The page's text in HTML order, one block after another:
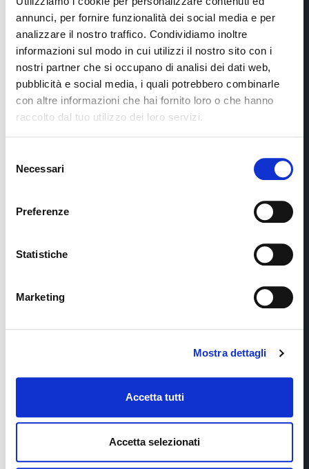
annunci, per fornire funzionalità dei social media e per
analizzare il nostro traffico. Condividiamo inoltre
informazioni sul modo in cui utilizzi il nostro sito con i
nostri partner che si occupano di analisi dei dati web,
pubblicità e social media, i quali potrebbero combinarle
con altre informazioni che hai fornito loro o che hanno
raccolto dal tuo utilizzo dei loro servizi.
delNecessari
Preferenze
Statistiche
Marketing
Mostra dettagli
Accetta tutti
Accetta selezionati
città.
I nostri
prodotti